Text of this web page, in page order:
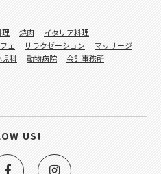
理 焼肉
イタリア料理
ェ リラクゼーション
マッサージ
児科 動物病院
会計事務所
US!